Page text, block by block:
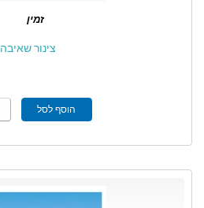
זמין
צינור שאיבה
הוסף לסל